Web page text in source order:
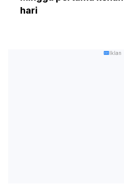
hari
Iklan